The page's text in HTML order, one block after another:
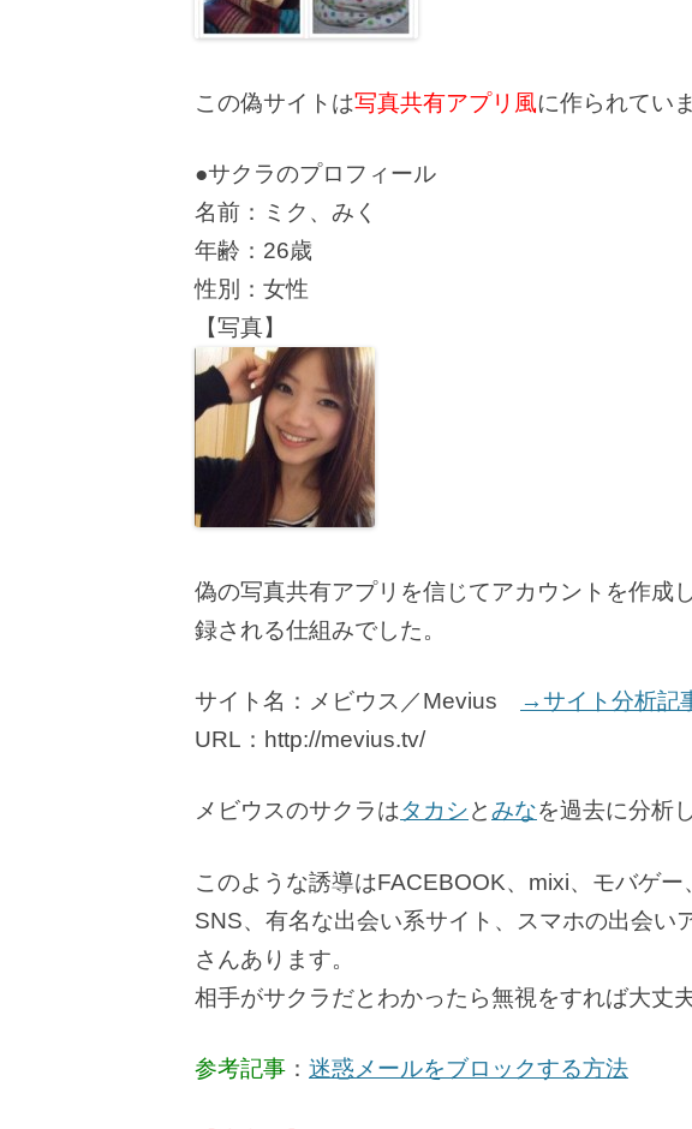
この偽サイトは写真共有アプリ風に作られてい
●サクラのプロフィール
名前：ミク、みく
年齢：26歳
性別：女性
【写真】
偽の写真共有アプリを信じてアカウントを作成
録される仕組みでした。
サイト名：メビウス／Mevius
→サイト分析記
URL：http://mevius.tv/
メビウスのサクラはタカシとみなを過去に分析
このような誘導はFACEBOOK、mixi、モバゲ
SNS、有名な出会い系サイト、スマホの出会い
さんあります。
相手がサクラだとわかったら無視をすれば大丈夫
参考記事 ： 迷惑メールをブロックする方法